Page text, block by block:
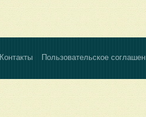
Контакты Пользовательское